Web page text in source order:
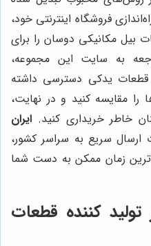
فروشگاه اینترنتی خود،
بیل مکانیکی دوسان را برای
به سایت این مجموعه،
قطعات یدکی دسترسی داشته
مقایسه کنید و در نهایت،
خاطر خریداری کنید. ایران
ارسال سریع به سراسر کشور،
زمان ممکن به دست شما
کننده قطعات